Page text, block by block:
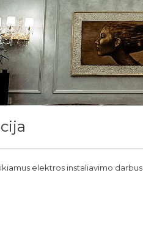
elektros instaliavimo darbus.